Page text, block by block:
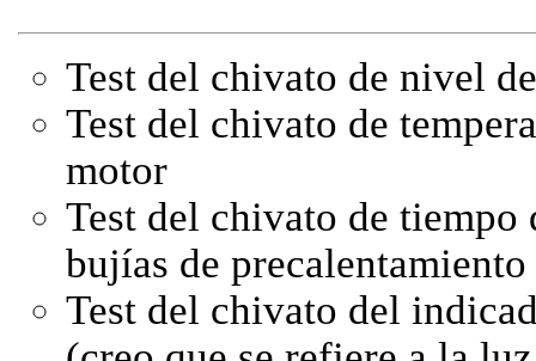
Test del chivato de nivel
Test del chivato de
motor
Test del chivato de
bujías de
Test del chivato del